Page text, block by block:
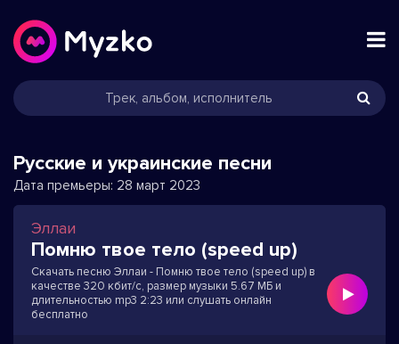
Русские и украинские песни
Дата премьеры: 28 март 2023
Эллаи
Помню твое тело (speed up)
Скачать песню Эллаи - Помню твое тело (speed up) в
качестве 320 кбит/с, размер музыки 5.67 МБ и
длительностью mp3 2:23 или слушать онлайн
бесплатно